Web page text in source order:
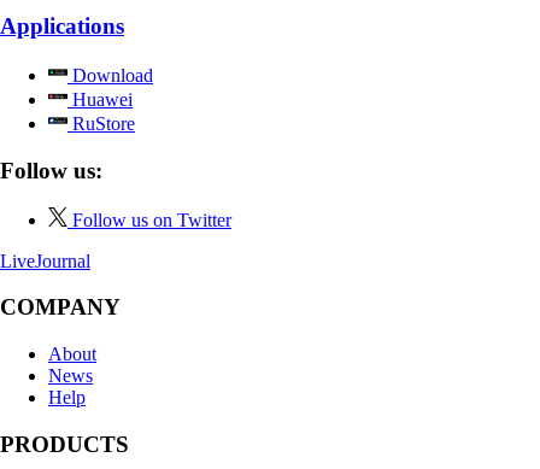
Applications
Download
Huawei
RuStore
Follow us:
Follow us on Twitter
LiveJournal
COMPANY
About
News
Help
PRODUCTS